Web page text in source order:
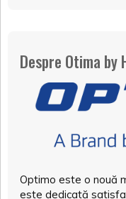
Despre Otima by
Optimo este o nouă
este dedicată